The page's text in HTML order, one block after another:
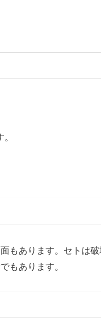
もあります。セトは
もあります。